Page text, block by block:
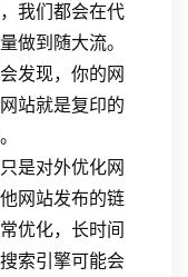
我们都会在代
做到随大流。
发现，你的网
站就是复印的
是对外优化网
网站发布的链
优化，长时间
索引擎可能会